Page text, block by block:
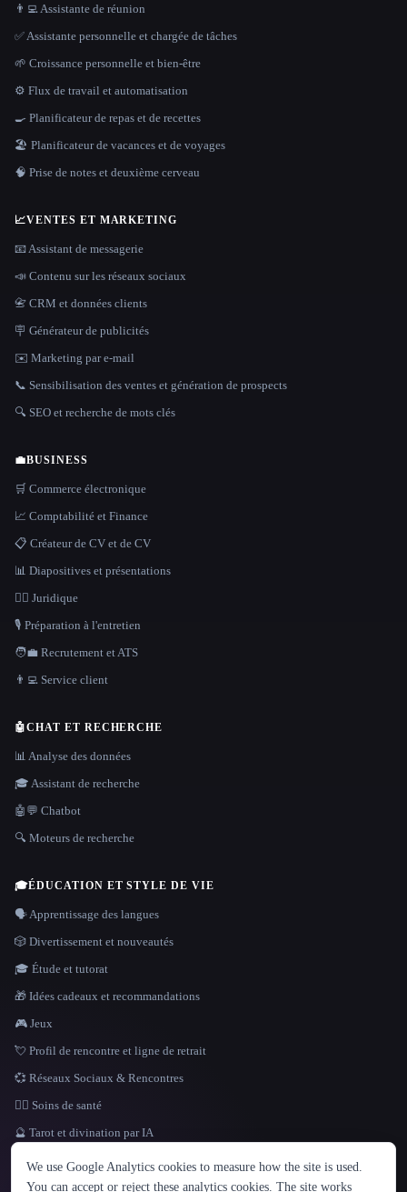
LANGUE
English español Français Русский 简体中文
👨‍💻 Assistante de réunion
✅ Assistante personnelle et chargée de tâches
🌱 Croissance personnelle et bien-être
⚙️ Flux de travail et automatisation
🍳 Planificateur de repas et de recettes
🏖 Planificateur de vacances et de voyages
🧠 Prise de notes et deuxième cerveau
📈VENTES ET MARKETING
📧 Assistant de messagerie
📣 Contenu sur les réseaux sociaux
📇 CRM et données clients
🪧 Générateur de publicités
✉️ Marketing par e-mail
📞 Sensibilisation des ventes et génération de prospects
🔍 SEO et recherche de mots clés
💼BUSINESS
🛒 Commerce électronique
📈 Comptabilité et Finance
📋 Créateur de CV et de CV
📊 Diapositives et présentations
👩‍⚖️ Juridique
🎙️ Préparation à l'entretien
🧑‍💼 Recrutement et ATS
👨‍💻 Service client
🤖CHAT ET RECHERCHE
📊 Analyse des données
🎓 Assistant de recherche
🤖💬 Chatbot
🔍 Moteurs de recherche
🎓ÉDUCATION ET STYLE DE VIE
🗣️ Apprentissage des langues
🎲 Divertissement et nouveautés
🎓 Étude et tutorat
🎁 Idées cadeaux et recommandations
🎮 Jeux
💘 Profil de rencontre et ligne de retrait
💞 Réseaux Sociaux & Rencontres
👩‍⚕️ Soins de santé
🔮 Tarot et divination par IA
We use Google Analytics cookies to measure how the site is used.
You can accept or reject these analytics cookies. The site works